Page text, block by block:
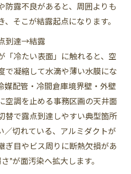
防露不良があると、周囲よりも
そこが結露起点になります。
到達→結露
「冷たい表面」に触れると、空
で凝縮して水滴や薄い水膜にな
媒配管・冷間倉庫境界壁・外壁
空調を止める事務区画の天井面
替で露点到達しやすい典型箇所
／切れている、アルミダクトが
ぎ目やビス周りに断熱欠損があ
が面汚染へ拡大します。